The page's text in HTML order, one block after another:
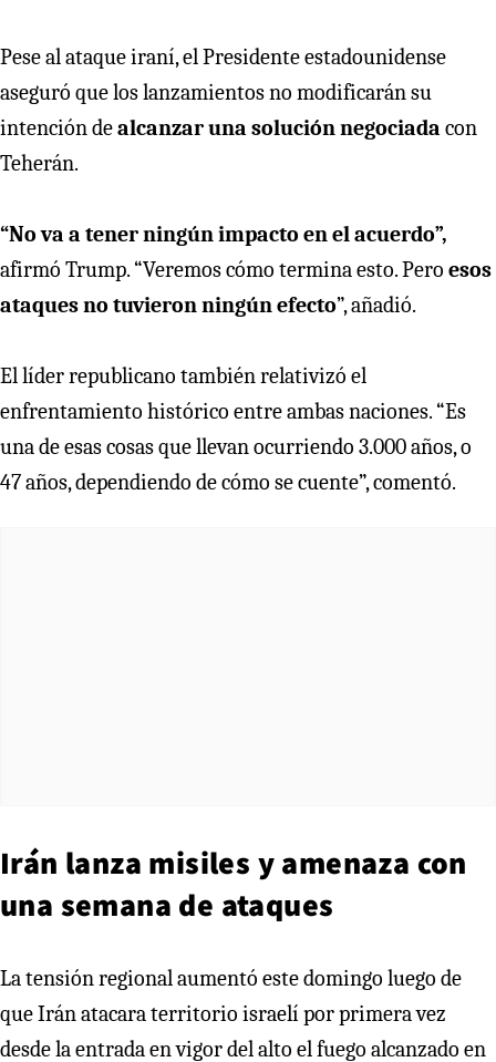
Pese al ataque iraní, el Presidente estadounidense
aseguró que los lanzamientos no modificarán su
intención dealcanzar una solución negociada con
Teherán.
“No va a tener ningún impacto en el acuerdo”,
afirmó Trump. “Veremos cómo termina esto. Pero esos
ataques no tuvieron ningún efecto”, añadió.
El líder republicano también relativizó el
enfrentamiento histórico entre ambas naciones. “Es
una de esas cosas que llevan ocurriendo 3.000 años, o
47 años, dependiendo de cómo se cuente”, comentó.
Irán lanza misiles y amenaza con
una semana de ataques
La tensión regional aumentó este domingo luego de
que Irán atacara territorio israelí por primera vez
desde la entrada en vigor del alto el fuego alcanzado en